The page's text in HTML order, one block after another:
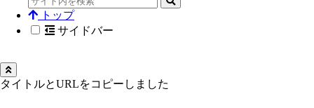
トップ
サイドバー
タイトルとURLをコピーしました